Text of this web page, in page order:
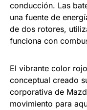
conducción. Las
una fuente de
de dos rotores,
funciona con
El vibrante color
conceptual creado
corporativa de
movimiento para